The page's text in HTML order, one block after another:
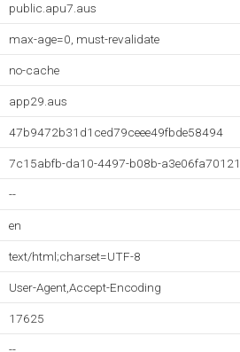
public.apu7.aus
max-age=0, must-revalidate
no-cache
app29.aus
47b9472b31d1ced79ceee49fbde58494
7c15abfb-da10-4497-b08b-
--
en
text/html;charset=UTF-8
User-Agent,Accept-Encoding
17625